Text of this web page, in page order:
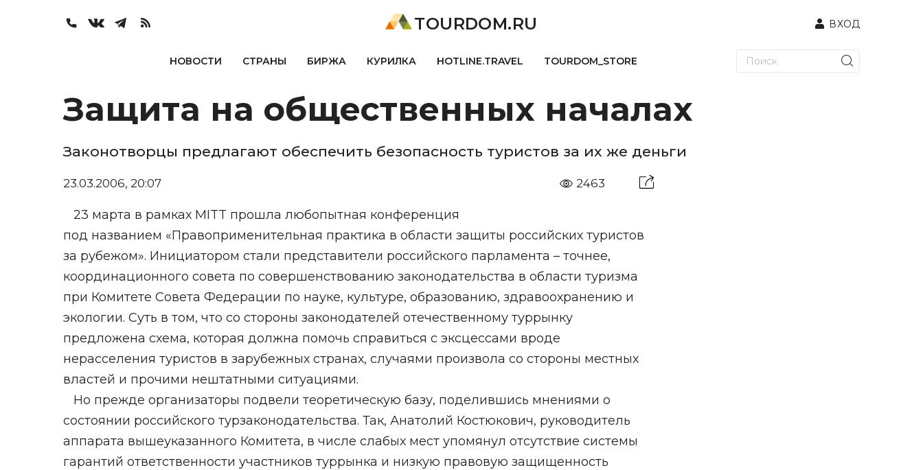
TOURDOM.RU ВХОД
НОВОСТИ СТРАНЫ БИРЖА КУРИЛКА HOTLINE.TRAVEL TOURDOM_STORE
Защита на общественных началах
Законотворцы предлагают обеспечить безопасность туристов за их же деньги
23.03.2006, 20:07 2463
23 марта в рамках MITT прошла любопытная конференция
под названием «Правоприменительная практика в области защиты российских туристов
за рубежом». Инициатором стали представители российского парламента – точнее,
координационного совета по совершенствованию законодательства в области туризма
при Комитете Совета Федерации по науке, культуре, образованию, здравоохранению и
экологии. Суть в том, что со стороны законодателей отечественному туррынку
предложена схема, которая должна помочь справиться с эксцессами вроде
нерасселения туристов в зарубежных странах, случаями произвола со стороны местных
властей и прочими нештатными ситуациями.
Но прежде организаторы подвели теоретическую базу, поделившись мнениями о
состоянии российского турзаконодательства. Так, Анатолий Костюкович, руководитель
аппарата вышеуказанного Комитета, в числе слабых мест упомянул отсутствие системы
гарантий ответственности участников туррынка и низкую правовую защищенность